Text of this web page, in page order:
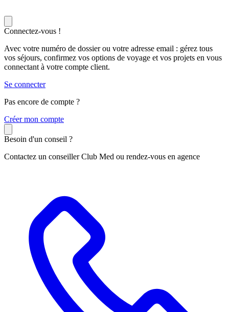
Connectez-vous !
Avec votre numéro de dossier ou votre adresse email : gérez tous
vos séjours, confirmez vos options de voyage et vos projets en vous
connectant à votre compte client.
Se connecter
Pas encore de compte ?
Créer mon compte
Besoin d'un conseil ?
Contactez un conseiller Club Med ou rendez-vous en agence